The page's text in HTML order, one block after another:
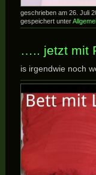
geschrieben am 26. Juli
gespeichert unter
….. jetzt mit
is irgendwie noch